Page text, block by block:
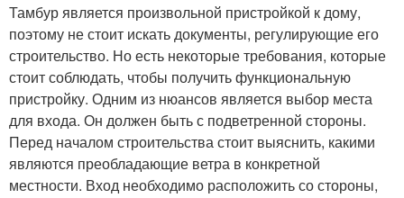
Тамбур является произвольной пристройкой к дому,
поэтому не стоит искать документы, регулирующие его
строительство. Но есть некоторые требования, которые
стоит соблюдать, чтобы получить функциональную
пристройку. Одним из нюансов является выбор места
для входа. Он должен быть с подветренной стороны.
Перед началом строительства стоит выяснить, какими
являются преобладающие ветра в конкретной
местности. Вход необходимо расположить со стороны,